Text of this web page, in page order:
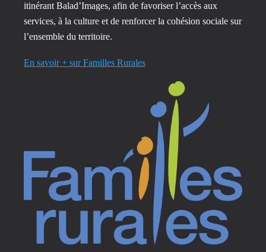
itinérant Balad’Images, afin de favoriser l’accès aux
services, à la culture et de renforcer la cohésion sociale sur
l’ensemble du territoire.
En savoir + sur Familles Rurales